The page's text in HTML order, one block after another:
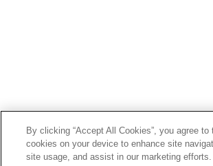
By clicking “Accept All Cookies”, you agree to
cookies on your device to enhance site
site usage, and assist in our marketing efforts.